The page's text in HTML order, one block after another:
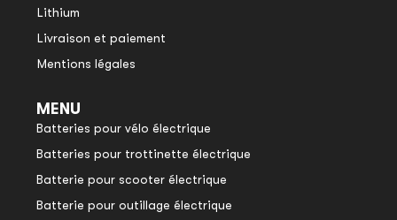
Lithium
Livraison et paiement
Mentions légales
MENU
Batteries pour vélo électrique
Batteries pour trottinette électrique
Batterie pour scooter électrique
Batterie pour outillage électrique